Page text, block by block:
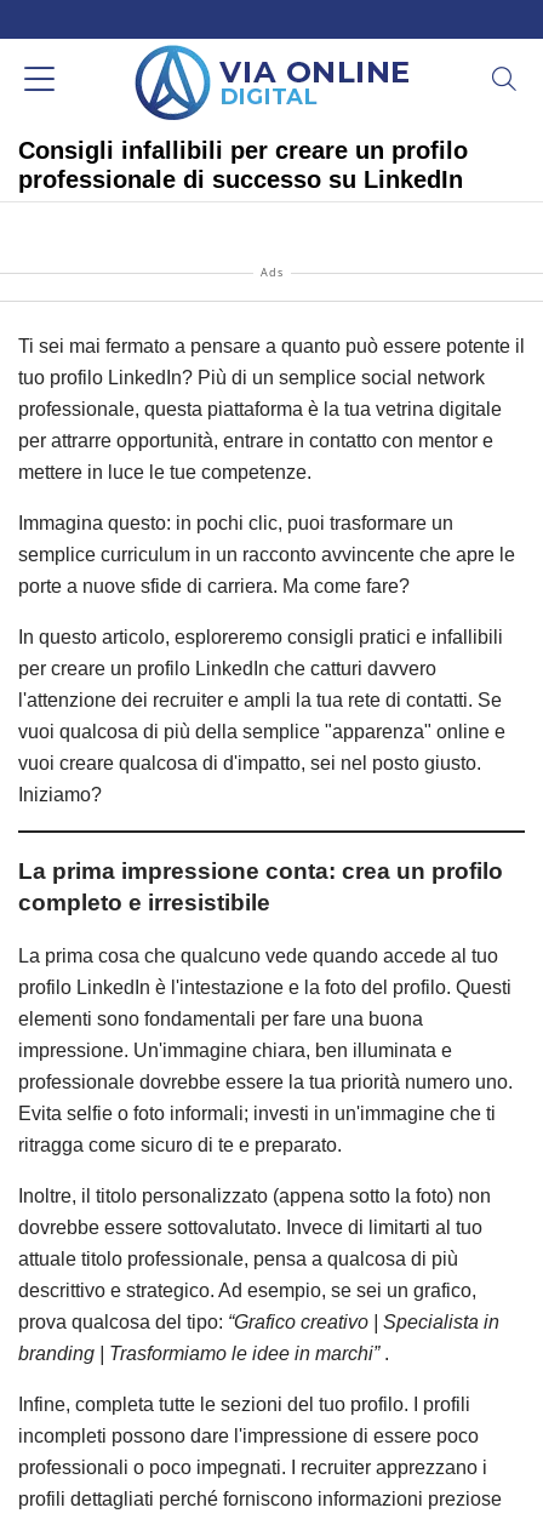
Consigli infallibili per creare un profilo
professionale di successo su LinkedIn
Ads
Ti sei mai fermato a pensare a quanto può essere potente il
tuo profilo LinkedIn? Più di un semplice social network
professionale, questa piattaforma è la tua vetrina digitale
per attrarre opportunità, entrare in contatto con mentor e
mettere in luce le tue competenze.
Immagina questo: in pochi clic, puoi trasformare un
semplice curriculum in un racconto avvincente che apre le
porte a nuove sfide di carriera. Ma come fare?
In questo articolo, esploreremo consigli pratici e infallibili
per creare un profilo LinkedIn che catturi davvero
l'attenzione dei recruiter e ampli la tua rete di contatti. Se
vuoi qualcosa di più della semplice "apparenza" online e
vuoi creare qualcosa di d'impatto, sei nel posto giusto.
Iniziamo?
La prima impressione conta: crea un profilo
completo e irresistibile
La prima cosa che qualcuno vede quando accede al tuo
profilo LinkedIn è l'intestazione e la foto del profilo. Questi
elementi sono fondamentali per fare una buona
impressione. Un'immagine chiara, ben illuminata e
professionale dovrebbe essere la tua priorità numero uno.
Evita selfie o foto informali; investi in un'immagine che ti
ritragga come sicuro di te e preparato.
Inoltre, il titolo personalizzato (appena sotto la foto) non
dovrebbe essere sottovalutato. Invece di limitarti al tuo
attuale titolo professionale, pensa a qualcosa di più
descrittivo e strategico. Ad esempio, se sei un grafico,
prova qualcosa del tipo: “Grafico creativo | Specialista in
branding | Trasformiamo le idee in marchi” .
Infine, completa tutte le sezioni del tuo profilo. I profili
incompleti possono dare l'impressione di essere poco
professionali o poco impegnati. I recruiter apprezzano i
profili dettagliati perché forniscono informazioni preziose